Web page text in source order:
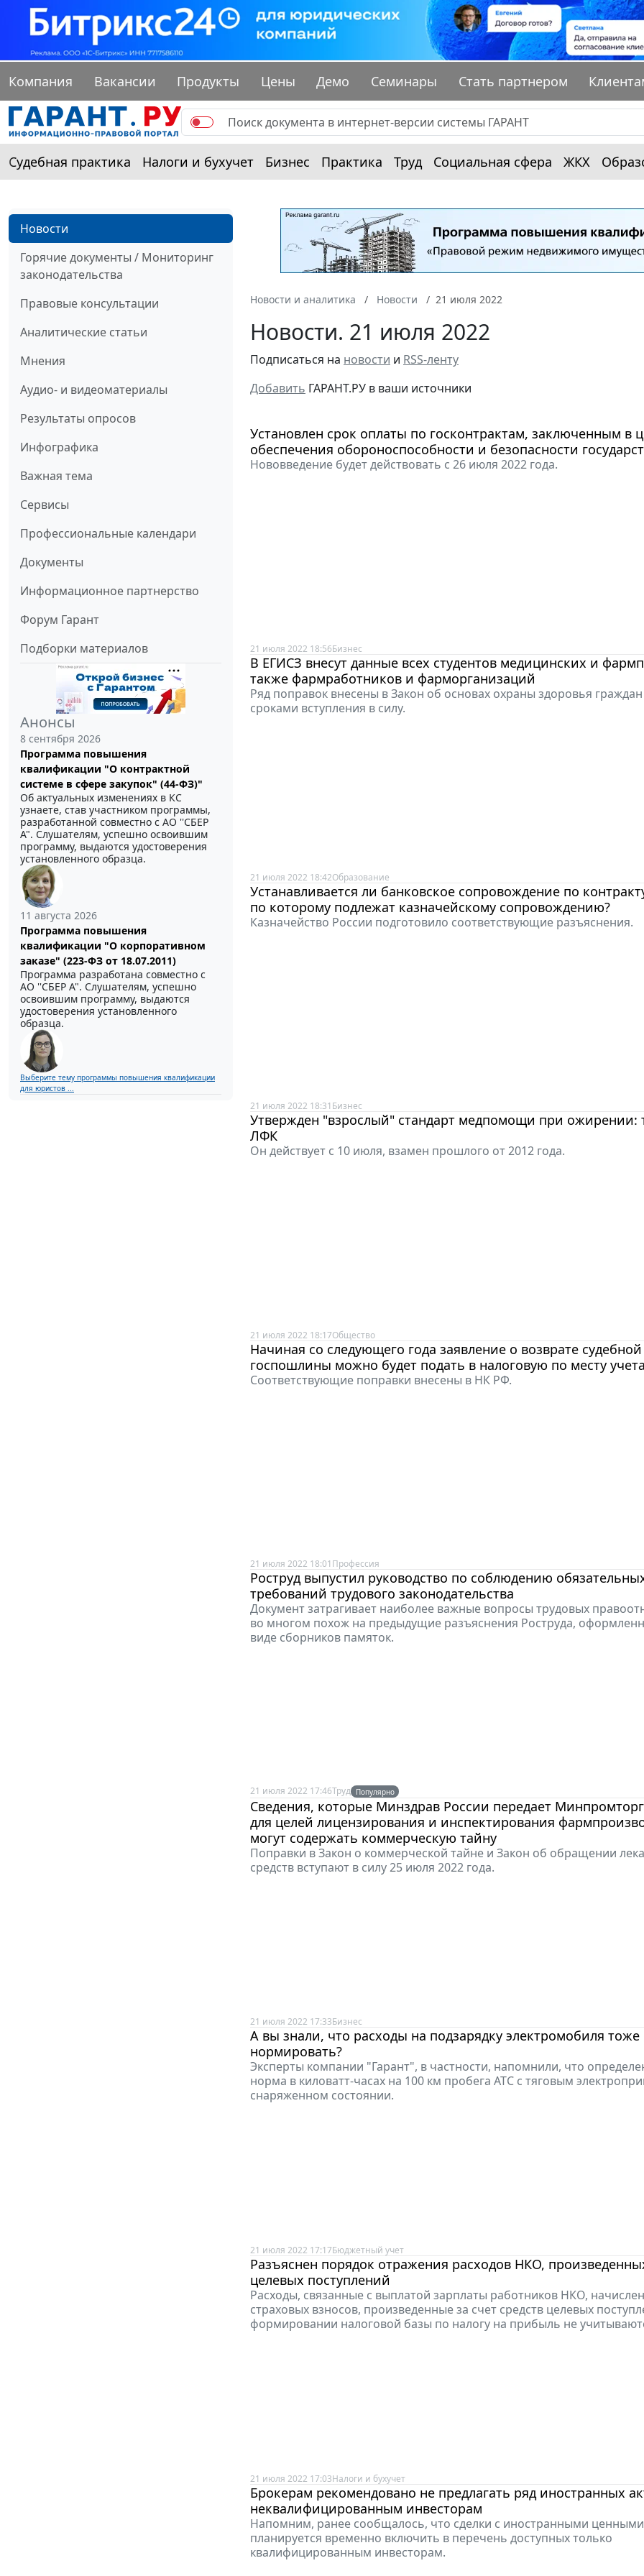
Компания Вакансии Продукты Цены Демо Семинары Стать партнером
Судебная практика Налоги и бухучет Бизнес Практика Труд Социальная сфера ЖКХ
Новости
Горячие документы / Мониторинг
законодательства
Правовые консультации
Аналитические статьи
Мнения
Аудио- и видеоматериалы
Результаты опросов
Инфографика
Важная тема
Сервисы
Профессиональные календари
Документы
Информационное партнерство
Форум Гарант
Подборки материалов
Анонсы
8 сентября 2026
Программа повышения
квалификации "О контрактной
системе в сфере закупок" (44-ФЗ)"
Об актуальных изменениях в КС
узнаете, став участником программы,
разработанной совместно с АО ''СБЕР
А". Слушателям, успешно освоившим
программу, выдаются удостоверения
установленного образца.
11 августа 2026
Программа повышения
квалификации "О корпоративном
заказе" (223-ФЗ от 18.07.2011)
Программа разработана совместно с
АО ''СБЕР А". Слушателям, успешно
освоившим программу, выдаются
удостоверения установленного
образца.
Выберите тему программы повышения квалификации
для юристов ...
Новости и аналитика Новости 21 июля 2022
Новости. 21 июля 2022
Подписаться на новости и RSS-ленту
Добавить ГАРАНТ.РУ в ваши источники
Установлен срок оплаты по госконтрактам, заключенным в
обеспечения обороноспособности и безопасности
Нововведение будет действовать с 26 июля 2022 года.
21 июля 2022 18:56Бизнес
В ЕГИСЗ внесут данные всех студентов медицинских и
также фармработников и фарморганизаций
Ряд поправок внесены в Закон об основах охраны здоровья
сроками вступления в силу.
21 июля 2022 18:42Образование
Устанавливается ли банковское сопровождение по
по которому подлежат казначейскому сопровождению?
Казначейство России подготовило соответствующие разъяснения.
21 июля 2022 18:31 Бизнес
Утвержден "взрослый" стандарт медпомощи при ожирении:
ЛФК
Он действует с 10 июля, взамен прошлого от 2012 года.
21 июля 2022 18:17Общество
Начиная со следующего года заявление о возврате судебной
госпошлины можно будет подать в налоговую по месту учета
Соответствующие поправки внесены в НК РФ.
21 июля 2022 18:01 Профессия
Роструд выпустил руководство по соблюдению
требований трудового законодательства
Документ затрагивает наиболее важные вопросы трудовых
во многом похож на предыдущие разъяснения Роструда,
виде сборников памяток.
21 июля 2022 17:46Труд Популярно
Сведения, которые Минздрав России передает
для целей лицензирования и инспектирования
могут содержать коммерческую тайну
Поправки в Закон о коммерческой тайне и Закон об обращении
средств вступают в силу 25 июля 2022 года.
21 июля 2022 17:33Бизнес
А вы знали, что расходы на подзарядку электромобиля
нормировать?
Эксперты компании "Гарант", в частности, напомнили, что
норма в киловатт-часах на 100 км пробега АТС с тяговым
снаряженном состоянии.
21 июля 2022 17:17Бюджетный учет
Разъяснен порядок отражения расходов НКО,
целевых поступлений
Расходы, связанные с выплатой зарплаты работников НКО,
страховых взносов, произведенные за счет средств целевых
формировании налоговой базы по налогу на прибыль не
21 июля 2022 17:03Налоги и бухучет
Брокерам рекомендовано не предлагать ряд иностранных
неквалифицированным инвесторам
Напомним, ранее сообщалось, что сделки с иностранными
планируется временно включить в перечень доступных только
квалифицированным инвесторам.